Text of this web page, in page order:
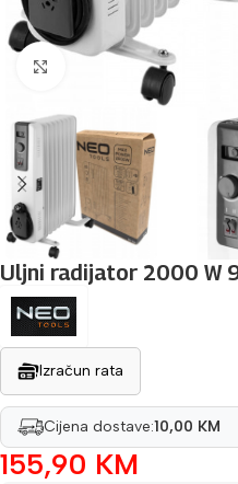
Povećaj sliku
Uljni radijator 2000 W
Izračun rata
Cijena dostave:10,00 KM
155,90 KM